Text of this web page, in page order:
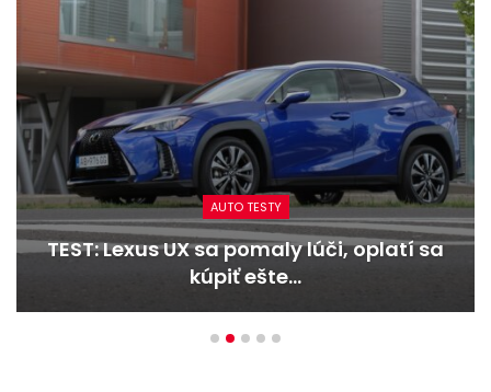
AUTO TESTY
TEST: Dacia Duster hybrid-G 150 4×4 –
Trojitý útok